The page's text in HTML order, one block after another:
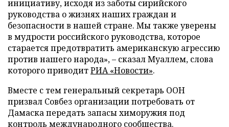
инициативу, исходя из заботы сирийского
руководства о жизнях наших граждан и
безопасности в нашей стране. Мы также уверены
в мудрости российского руководства, которое
старается предотвратить американскую агрессию
против нашего народа», – сказал Муаллем, слова
которого приводитРИА «Новости».
Вместе с тем генеральный секретарь ООН
призвал Совбез организации потребовать от
Дамаска передать запасы химоружия под
контроль международного сообщества.